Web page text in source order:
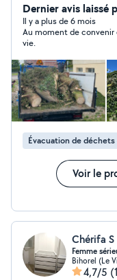
vous pouvez aussi
partenaire
Dernier avis laissé
Il y a plus de 6 mois
Au moment de convenir
vie.
Évacuation de déchets
Voir le
Chérifa S
Femme
Bihorel (Le
4,7/5